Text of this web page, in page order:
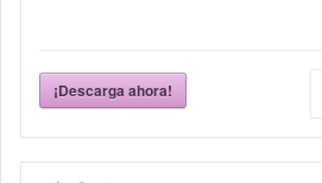
¡Descarga ahora!